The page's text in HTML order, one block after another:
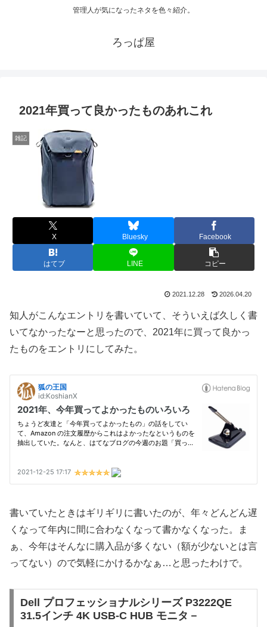
管理人が気になったネタを色々紹介。
ろっぱ屋
2021年買って良かったものあれこれ
雑記
X Bluesky Facebook
はてブ LINE コピー
2021.12.28 2026.04.20
知人がこんなエントリを書いていて、そういえば久しく書
いてなかったなーと思ったので、2021年に買って良かっ
たものをエントリにしてみた。
書いていたときはギリギリに書いたのが、年々どんどん遅
くなって年内に間に合わなくなって書かなくなった。ま
ぁ、今年はそんなに購入品が多くない（額が少ないとは言
ってない）ので気軽にかけるかなぁ…と思ったわけで。
Dell プロフェッショナルシリーズ P3222QE
31.5インチ 4K USB-C HUB モニタ－